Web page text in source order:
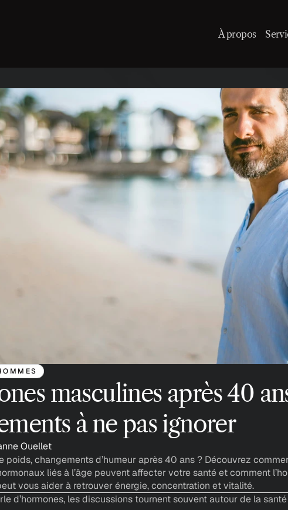
À propos
masculines après 40
à ne pas ignorer
Ouellet
poids, changements d’humeur après 40 ans ? Découvrez
liés à l’âge peuvent affecter votre santé et comment
vous aider à retrouver énergie, concentration et vitalité.
d’hormones, les discussions tournent souvent autour de la